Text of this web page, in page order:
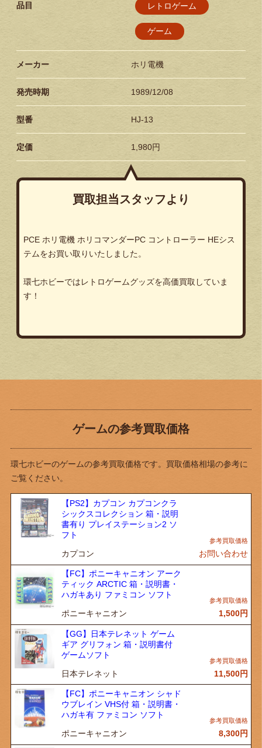
品目 レトロゲーム
ゲーム
メーカー ホリ電機
発売時期 1989/12/08
型番 HJ-13
定価 1,980円
買取担当スタッフより
PCE ホリ電機 ホリコマンダーPC コントローラー HEシス
テムをお買い取りいたしました。
環七ホビーではレトロゲームグッズを高価買取していま
す！
ゲームの参考買取価格
環七ホビーのゲームの参考買取価格です。買取価格相場の参考に
ご覧ください。
【PS2】カプコン カプコンクラ
シックスコレクション 箱・説明
書有り プレイステーション2 ソ
フト
カプコン お問い合わせ
【FC】ポニーキャニオン アーク
ティック ARCTIC 箱・説明書・
ハガキあり ファミコン ソフト
ポニーキャニオン 1,500円
【GG】日本テレネット ゲーム
ギア グリフォン 箱・説明書付
ゲームソフト
日本テレネット 11,500円
【FC】ポニーキャニオン シャド
ウブレイン VHS付 箱・説明書・
ハガキ有 ファミコン ソフト
ポニーキャニオン 8,300円